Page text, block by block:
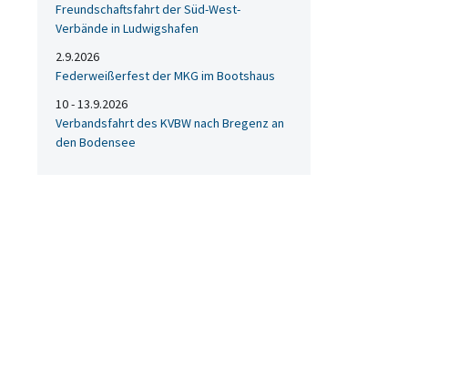
Freundschaftsfahrt der Süd-West-
Verbände in Ludwigshafen
2.9.2026
Federweißerfest der MKG im Bootshaus
10 - 13.9.2026
Verbandsfahrt des KVBW nach Bregenz an
den Bodensee